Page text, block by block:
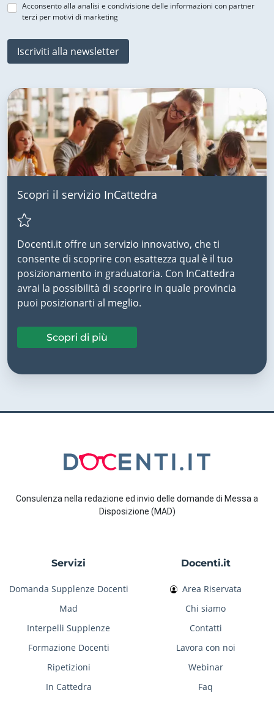
Acconsento alla analisi e condivisione delle informazioni con partner
terzi per motivi di marketing
Iscriviti alla newsletter
Scopri il servizio InCattedra
Docenti.it offre un servizio innovativo, che ti
consente di scoprire con esattezza qual è il tuo
posizionamento in graduatoria. Con InCattedra
avrai la possibilità di scoprire in quale provincia
puoi posizionarti al meglio.
Scopri di più
Consulenza nella redazione ed invio delle domande di Messa a
Disposizione (MAD)
Servizi
Domanda Supplenze Docenti
Mad
Interpelli Supplenze
Formazione Docenti
Ripetizioni
In Cattedra
Docenti.it
Area Riservata
Chi siamo
Contatti
Lavora con noi
Webinar
Faq